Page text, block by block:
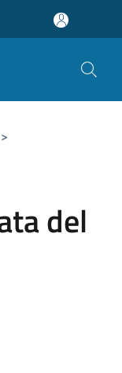
>
del